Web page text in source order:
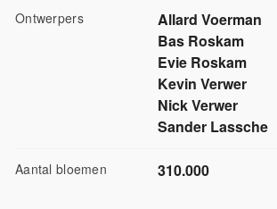
Ontwerpers
Allard Voerman
Bas Roskam
Evie Roskam
Kevin Verwer
Nick Verwer
Sander Lassche
Aantal bloemen 310.000